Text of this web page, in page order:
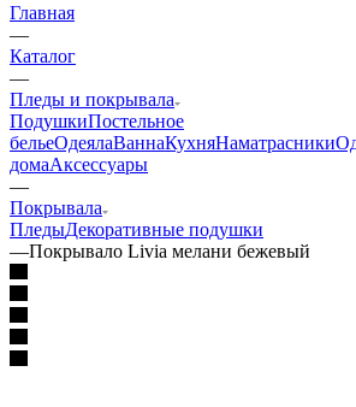
Главная
—
Каталог
—
Пледы и покрывала
ПодушкиПостельное
бельеОдеялаВаннаКухняНаматрасники
домаАксессуары
—
Покрывала
ПледыДекоративные подушки
—Покрывало Livia мелани бежевый